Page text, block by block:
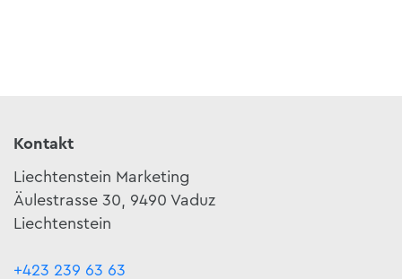
Kontakt
Liechtenstein Marketing
Äulestrasse 30, 9490 Vaduz
Liechtenstein
+423 239 63 63